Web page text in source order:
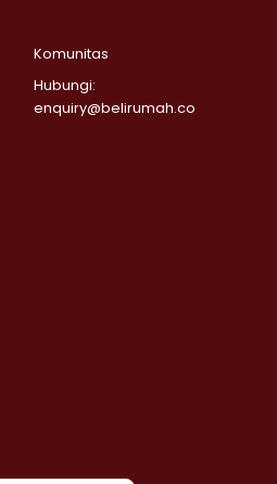
Komunitas
Hubungi:
enquiry@belirumah.co